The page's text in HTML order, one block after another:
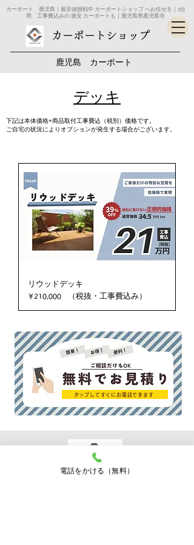
カーポートショップ
カーポート 鹿児島｜最安値挑戦中 カーポートショップ へお任せを｜2台
用 工事費込みの 激安 カーポートも｜鹿児島県鹿児島市
鹿児島 カーポート
​デッキ
​下記は本体価格+商品取付工事費込（税別）価格です。
​ご自宅の状況によりオプションが発生する場合がございます。
リウッドデッキ
価格
￥210,000 ​（税抜・工事費込み）
タップしてすぐにお電話できます
電話をかける（無料）